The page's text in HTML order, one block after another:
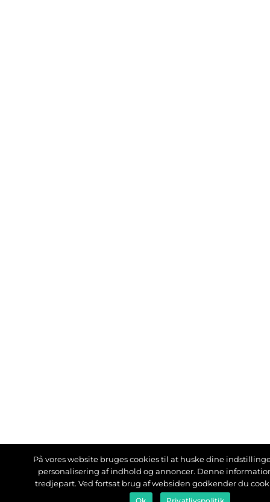
På vores website bruges cookies til at huske dine
personalisering af indhold og annoncer. Denne
tredjepart. Ved fortsat brug af websiden godkender du